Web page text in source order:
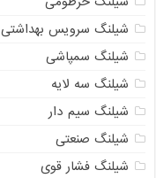
شیلنگ سرویس بهداشتی
شیلنگ سمپاشی
شیلنگ سه لایه
شیلنگ سیم دار
شیلنگ صنعتی
شیلنگ فشار قوی